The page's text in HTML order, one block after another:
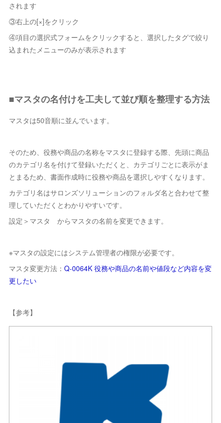
されます
③右上の[×]をクリック
④項目の選択式フォームをクリックすると、選択したタグで絞り
込まれたメニューのみが表示されます
■マスタの名付けを工夫して並び順を整理する方法
マスタは50音順に並んでいます。
そのため、役務や商品の名称をマスタに登録する際、先頭に商品
のカテゴリ名を付けて登録いただくと、カテゴリごとに表示がま
とまるため、書面作成時に役務や商品を選択しやすくなります。
カテゴリ名はサロンズソリューションのフォルダ名と合わせて整
理していただくとわかりやすいです。
設定＞マスタ からマスタの名前を変更できます。
※マスタの設定にはシステム管理者の権限が必要です。
マスタ変更方法：Q-0064K 役務や商品の名前や値段など内容を変
更したい
【参考】